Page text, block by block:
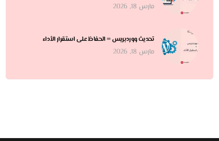
مارس 18, 2026
تحديث ووردبريس = الحفاظ على استقرار الأداء
مارس 18, 2026